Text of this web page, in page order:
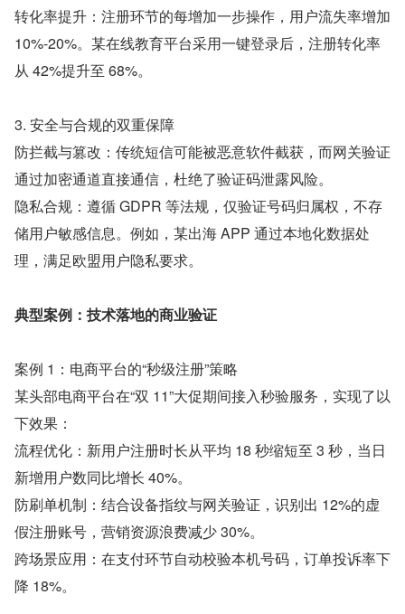
转化率提升：注册环节的每增加一步操作，用户流失率增加
10%-20%。某在线教育平台采用一键登录后，注册转化率
从 42%提升至 68%。
3. 安全与合规的双重保障
防拦截与篡改：传统短信可能被恶意软件截获，而网关验证
通过加密通道直接通信，杜绝了验证码泄露风险。
隐私合规：遵循 GDPR 等法规，仅验证号码归属权，不存
储用户敏感信息。例如，某出海 APP 通过本地化数据处
理，满足欧盟用户隐私要求。
典型案例：技术落地的商业验证
案例 1：电商平台的“秒级注册”策略
某头部电商平台在“双 11”大促期间接入秒验服务，实现了以
下效果：
流程优化：新用户注册时长从平均 18 秒缩短至 3 秒，当日
新增用户数同比增长 40%。
防刷单机制：结合设备指纹与网关验证，识别出 12%的虚
假注册账号，营销资源浪费减少 30%。
跨场景应用：在支付环节自动校验本机号码，订单投诉率下
降 18%。